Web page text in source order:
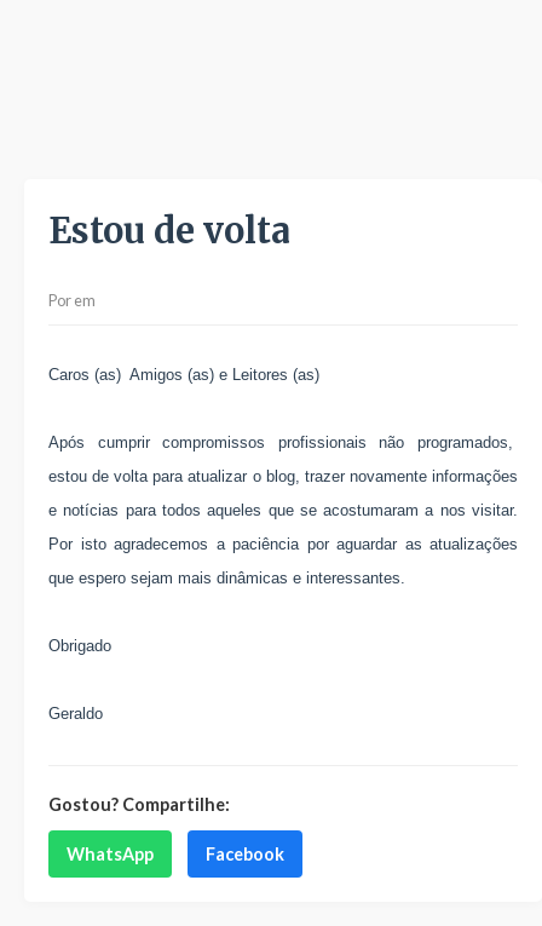
Estou de volta
Porem
Caros (as) Amigos (as) e Leitores (as)
Após cumprir compromissos profissionais não programados,
estou de volta para atualizar o blog, trazer novamente informações
e notícias para todos aqueles que se acostumaram a nos visitar.
Por isto agradecemos a paciência por aguardar as atualizações
que espero sejam mais dinâmicas e interessantes.
Obrigado
Geraldo
Gostou? Compartilhe:
WhatsApp Facebook